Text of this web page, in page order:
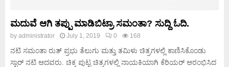
ಮದುವೆ ಆಗಿ ತಪ್ಪು ಮಾಡಿಬಿಟ್ರಾ ಸಮಂತಾ? ಸುದ್ದಿ ಓದಿ.
by administrator July 1, 2019 0 168
ನಟಿ ಸಮಂತಾ ರುತ್ ಪ್ರಭು ತೆಲುಗು ಮತ್ತು ತಮಿಳು ಚಿತ್ರಗಳಲ್ಲಿ ಕಾಣಿಸಿಕೊಂಡು
ಸ್ಟಾರ್ ನಟಿ ಆದವರು. ಚಿಕ್ಕ ಪುಟ್ಟ ಚಿತ್ರಗಳಲ್ಲಿ ನಾಯಕಿಯಾಗಿ ಕೆರಿಯರ್ ಆರಂಭಿಸಿದ